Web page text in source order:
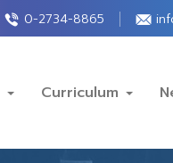
0-2734-8865
Curriculum